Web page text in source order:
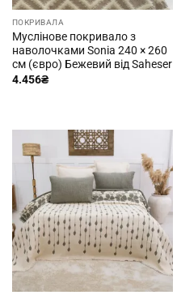
ПОКРИВАЛА
Муслінове покривало з
наволочками Sonia 240 × 260
см (євро) Бежевий від Saheser
4.456₴